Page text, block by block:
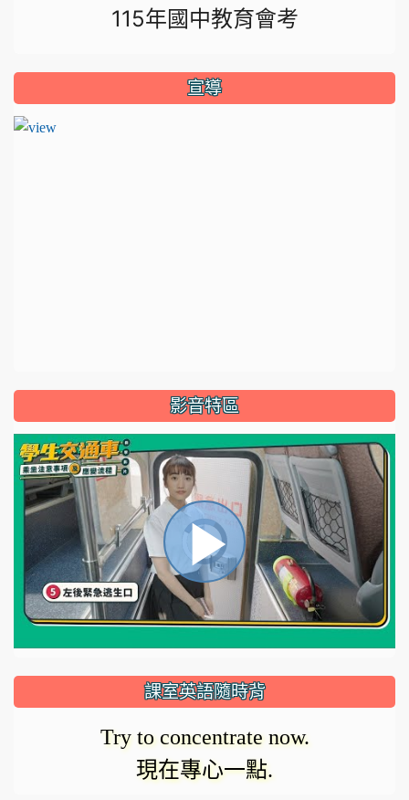
115年國中教育會考
宣導
影音特區
視
頻
播
放
正
載
入。
播
放
影
課室英語隨時背
Try to concentrate now.
現在專心一點.